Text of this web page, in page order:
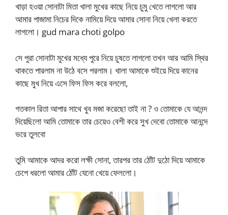
খাড়া হওয়া সোনাটা মিতা খালা মুখের কাছে নিয়ে চুমু খেতে লাগলো আর
আমার পাজামা নিচের দিকে নামিয়ে দিয়ে আমার সোনা নিয়ে খেলা করতে
লাগলো। gud mara choti golpo
সে পুরা সোনাটা মুখের মধ্যে পুরে নিয়ে চুষতে লাগলো তখন আর আমি স্থির
থাকতে পারলাম না উঠে বসে পরলাম। খালা আমাকে শুইয়ে দিয়ে কানের
কাছে মুখ নিয়ে এসে ফিস ফিস করে বললো,
গতকাল রিতা আপার সাথে খুব মজা করেছো তাই না ? ও তোমাকে যে আনন্দ
দিয়েছিলো আমি তোমাকে তার চেয়েও বেশী করে সুখ দেবো তোমাকে আনন্দে
ভরে তুলবো
তুমি আমাকে আদর করো লক্ষী সোনা, তারপর তার ঠোঁট দুঠো দিয়ে আমাকে
চেপে ধরলো আমার ঠোঁট যেনো খেয়ে ফেললো।